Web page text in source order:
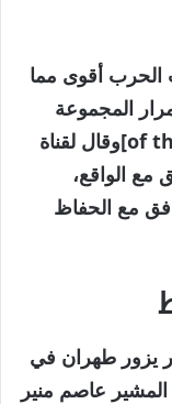
الحرب أقوى مما
المجموعة
السابقة من سياسات الاحتواء”. [of the US]وقال لقناة
مع الواقع،
مع الحفاظ
يزور طهران في
المشير عاصم منير